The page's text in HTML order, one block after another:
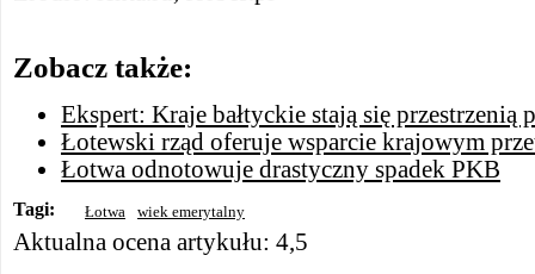
Zobacz także:
Ekspert: Kraje bałtyckie stają się przestrzenią
Łotewski rząd oferuje wsparcie krajowym
Łotwa odnotowuje drastyczny spadek PKB
Tagi: Łotwa wiek emerytalny
Aktualna ocena artykułu: 4,5